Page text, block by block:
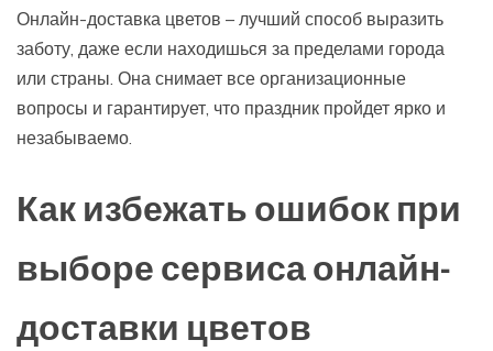
Онлайн-доставка цветов – лучший способ выразить
заботу, даже если находишься за пределами города
или страны. Она снимает все организационные
вопросы и гарантирует, что праздник пройдет ярко и
незабываемо.
Как избежать ошибок при
выборе сервиса онлайн-
доставки цветов